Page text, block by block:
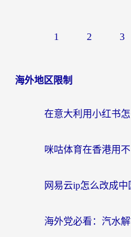
1 2 3
海外地区限制